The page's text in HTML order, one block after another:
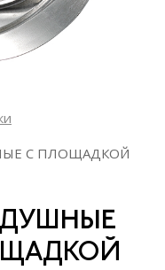
С ПЛОЩАДКОЙ